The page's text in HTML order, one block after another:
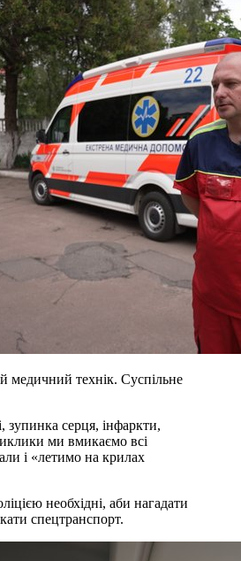
медичний технік. Суспільне
зупинка серця, інфаркти,
ми вмикаємо всі
і «летимо на крилах
необхідні, аби нагадати
спецтранспорт.